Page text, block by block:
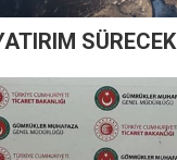
SÜRECEK